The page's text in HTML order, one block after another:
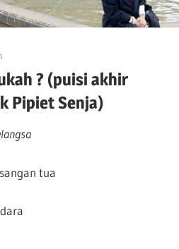
? (puisi akhir
Pipiet Senja)
tua